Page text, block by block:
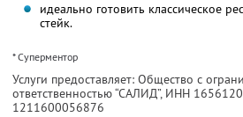
идеально готовить классическое
стейк.
* Суперментор
Услуги предоставляет: Общество с
ответственностью “САЛИД”, ИНН
1211600056876